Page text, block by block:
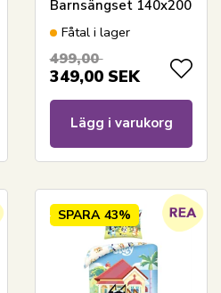
Barnsängset 140x200
cm - Greta Gris och
Fåtal i lager
499,00
349,00 SEK
Lägg i varukorg
SPARA 43%